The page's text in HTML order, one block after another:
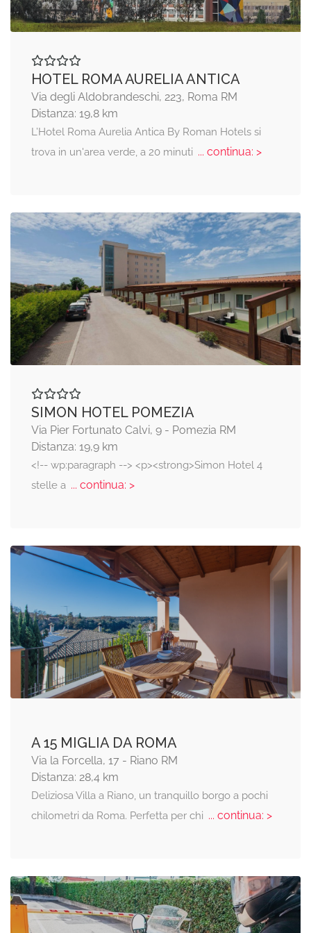
HOTEL ROMA AURELIA ANTICA
Via degli Aldobrandeschi, 223, Roma RM
Distanza: 19,8 km
L’Hotel Roma Aurelia Antica By Roman Hotels si
trova in un'area verde, a 20 minuti ... continua: >
SIMON HOTEL POMEZIA
Via Pier Fortunato Calvi, 9 - Pomezia RM
Distanza: 19,9 km
<!-- wp:paragraph --> <p><strong>Simon Hotel 4
stelle a... continua: >
A 15 MIGLIA DA ROMA
Via la Forcella, 17 - Riano RM
Distanza: 28,4 km
Deliziosa Villa a Riano, un tranquillo borgo a pochi
chilometri da Roma. Perfetta per chi ... continua: >